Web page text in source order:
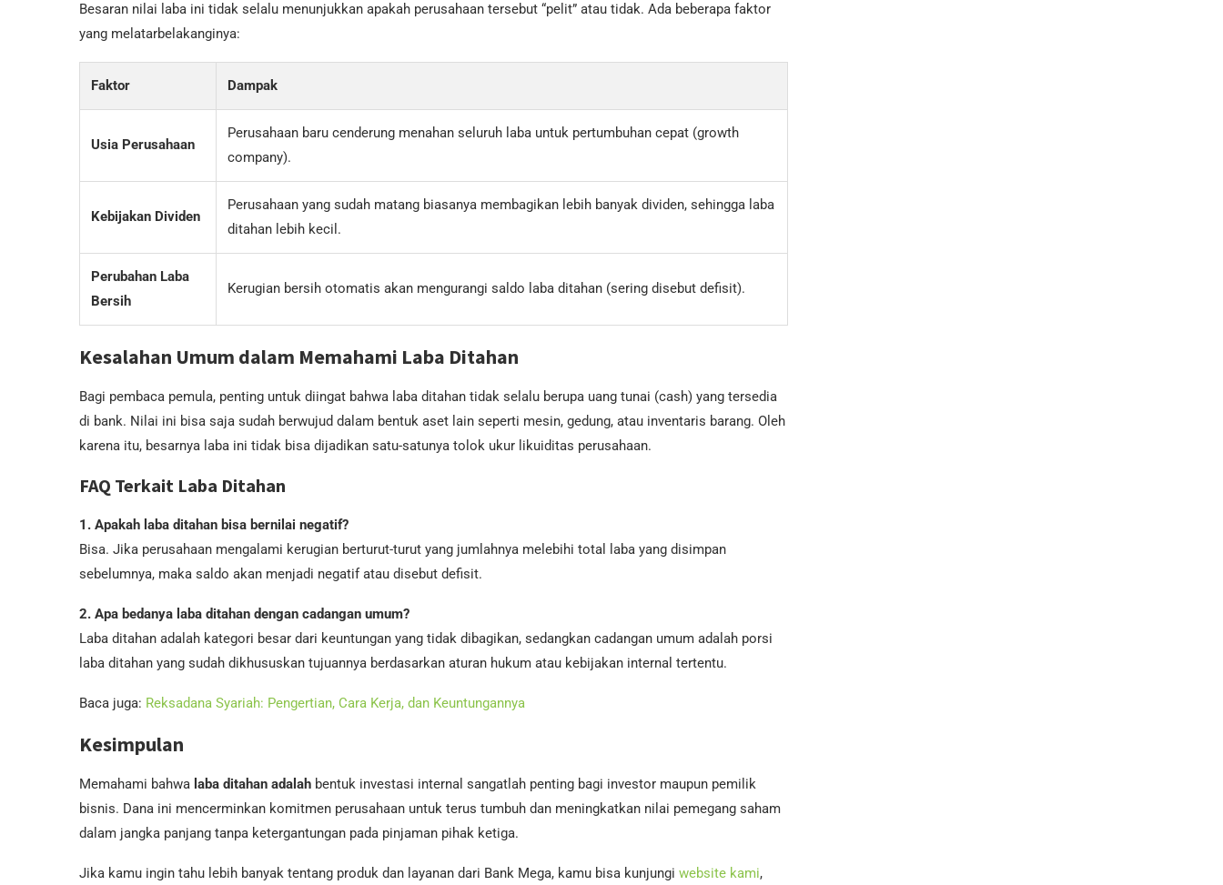
Besaran nilai laba ini tidak selalu menunjukkan apakah perusahaan tersebut “pelit” atau tidak. Ada beberapa faktor
yang melatarbelakanginya:
Faktor Dampak
Usia Perusahaan
Perusahaan baru cenderung menahan seluruh laba untuk pertumbuhan cepat (growth
company).
Kebijakan Dividen
Perusahaan yang sudah matang biasanya membagikan lebih banyak dividen, sehingga laba
ditahan lebih kecil.
Perubahan Laba
Bersih
Kerugian bersih otomatis akan mengurangi saldo laba ditahan (sering disebut defisit).
Kesalahan Umum dalam Memahami Laba Ditahan
Bagi pembaca pemula, penting untuk diingat bahwa laba ditahan tidak selalu berupa uang tunai (cash) yang tersedia
di bank. Nilai ini bisa saja sudah berwujud dalam bentuk aset lain seperti mesin, gedung, atau inventaris barang. Oleh
karena itu, besarnya laba ini tidak bisa dijadikan satu-satunya tolok ukur likuiditas perusahaan.
FAQ Terkait Laba Ditahan
1. Apakah laba ditahan bisa bernilai negatif?
Bisa. Jika perusahaan mengalami kerugian berturut-turut yang jumlahnya melebihi total laba yang disimpan
sebelumnya, maka saldo akan menjadi negatif atau disebut defisit.
2. Apa bedanya laba ditahan dengan cadangan umum?
Laba ditahan adalah kategori besar dari keuntungan yang tidak dibagikan, sedangkan cadangan umum adalah porsi
laba ditahan yang sudah dikhususkan tujuannya berdasarkan aturan hukum atau kebijakan internal tertentu.
Baca juga: Reksadana Syariah: Pengertian, Cara Kerja, dan Keuntungannya
Kesimpulan
Memahami bahwa laba ditahan adalah bentuk investasi internal sangatlah penting bagi investor maupun pemilik
bisnis. Dana ini mencerminkan komitmen perusahaan untuk terus tumbuh dan meningkatkan nilai pemegang saham
dalam jangka panjang tanpa ketergantungan pada pinjaman pihak ketiga.
Jika kamu ingin tahu lebih banyak tentang produk dan layanan dari Bank Mega, kamu bisa kunjungi website kami,